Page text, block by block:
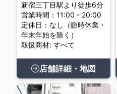
新宿三丁目駅より徒歩6分
営業時間：11:00 - 20:00
定休日：なし（臨時休業・
年末年始を除く）
取扱商材: すべて
店舗詳細・地図